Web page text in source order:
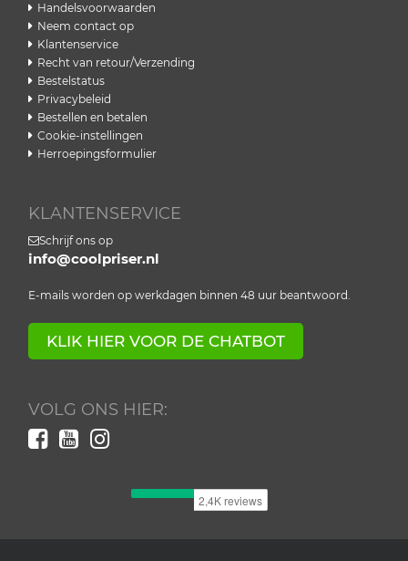
Handelsvoorwaarden
Neem contact op
Klantenservice
Recht van retour/Verzending
Bestelstatus
Privacybeleid
Bestellen en betalen
Cookie-instellingen
Herroepingsformulier
KLANTENSERVICE
Schrijf ons op
info@coolpriser.nl
E-mails worden op werkdagen binnen 48 uur beantwoord.
KLIK HIER VOOR DE CHATBOT
VOLG ONS HIER: